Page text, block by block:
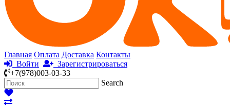
Главная Оплата Доставка Контакты
Войти
Зарегистрироваться
+7(978)003-03-33
Search